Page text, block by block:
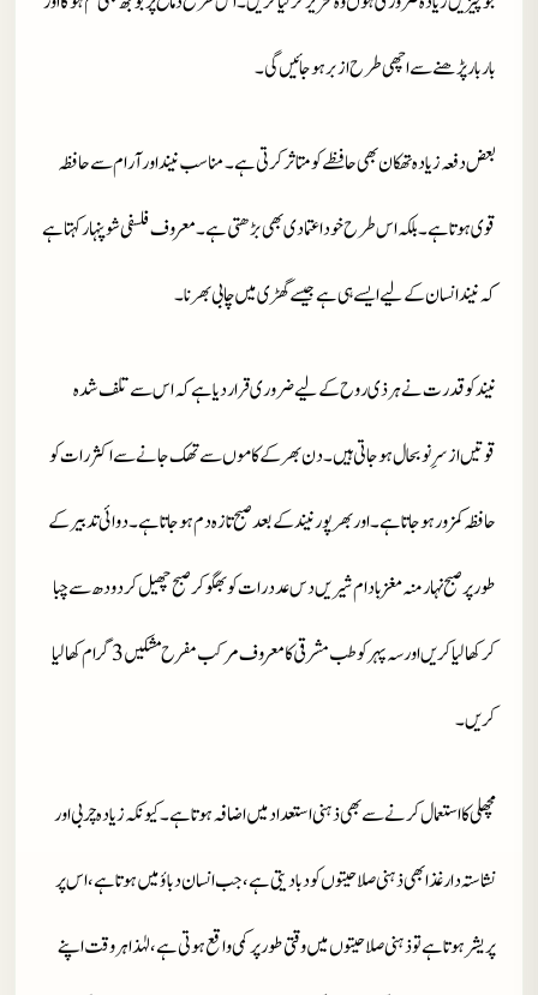
بار بار پڑھنے سے اچھی طرح ازبر ہو جائیں گی ۔
بعض دفعہ زیادہ تھکان بھی حافظے کو متاثر کرتی ہے ۔ مناسب نیند اور آرام سے حافظہ
قوی ہوتا ہے ۔ بلکہ اس طرح خود اعتمادی بھی بڑھتی ہے ۔ معروف فلسفی شو پنہار کہتا ہے
کہ نیند انسان کے لیے ایسے ہی ہے جیسے گھڑی میں چابی بھرنا ۔
نیند کو قدرت نے ہر ذی روح کے لیے ضروری قرار دیا ہے کہ اس سے تلف شدہ
قوتیں ازسرِ نوبحال ہو جاتی ہیں ۔ دن بھر کے کاموں سے تھک جانے سے اکثر رات کو
حافظہ کمزور ہو جاتا ہے ۔ اور بھرپور نیند کے بعد صبح تازہ دم ہو جاتا ہے ۔ دوائی تدبیر کے
طور پر صبح نہار منہ مغز بادام شیریں دس عدد رات کو بھگو کر صبح چھیل کر دودھ سے چبا
کر کھا لیا کریں اور سہ پہر کو طب مشرقی کا معروف مرکب مفرح مشکیں3 گرام کھا لیا
کریں ۔
مچھلی کا استعمال کرنے سے بھی ذہنی استعداد میں اضافہ ہوتا ہے ۔ کیونکہ زیادہ چربی اور
نشاستہ دار غذا بھی ذہنی صلاحیتوں کو دبا دیتی ہے ، جب انسان دباؤ میں ہوتا ہے ، اس پر
پریشر ہوتا ہے تو ذہنی صلاحیتوں میں وقتی طور پر کمی واقع ہوتی ہے ، لہٰذا ہر وقت اپنے